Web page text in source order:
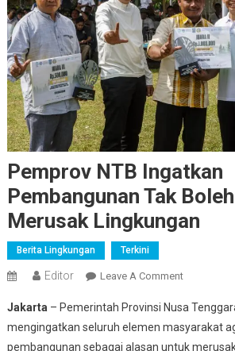
Pemprov NTB Ingatkan
Pembangunan Tak
Merusak Lingkungan
Berita Lingkungan Terkini
Editor Leave A CommentOn
NTB
Ingatkan
Jakarta – Pemerintah Provinsi Nusa
mengingatkan seluruh elemen masyarakat
pembangunan sebagai alasan untuk